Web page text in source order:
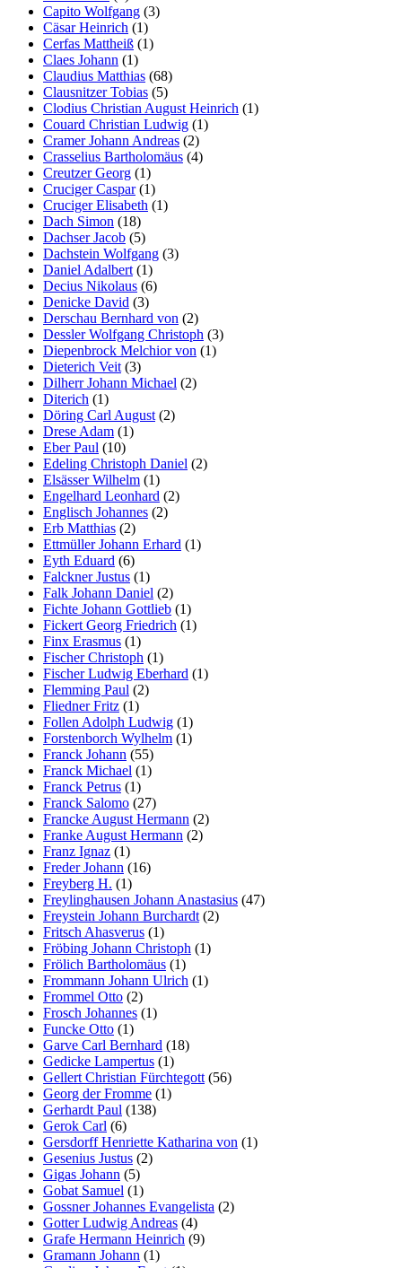
Capito Wolfgang (3)
Cäsar Heinrich (1)
Cerfas Mattheiß (1)
Claes Johann (1)
Claudius Matthias (68)
Clausnitzer Tobias (5)
Clodius Christian August Heinrich (1)
Couard Christian Ludwig (1)
Cramer Johann Andreas (2)
Crasselius Bartholomäus (4)
Creutzer Georg (1)
Cruciger Caspar(1)
Cruciger Elisabeth (1)
Dach Simon (18)
Dachser Jacob (5)
Dachstein Wolfgang (3)
Daniel Adalbert (1)
Decius Nikolaus (6)
Denicke David (3)
Derschau Bernhard von (2)
Dessler Wolfgang Christoph (3)
Diepenbrock Melchior von (1)
Dieterich Veit (3)
Dilherr Johann Michael (2)
Diterich (1)
Döring Carl August (2)
Drese Adam (1)
Eber Paul (10)
Edeling Christoph Daniel (2)
Elsässer Wilhelm (1)
Engelhard Leonhard (2)
Englisch Johannes (2)
Erb Matthias (2)
Ettmüller Johann Erhard (1)
Eyth Eduard (6)
Falckner Justus (1)
Falk Johann Daniel (2)
Fichte Johann Gottlieb (1)
Fickert Georg Friedrich (1)
Finx Erasmus (1)
Fischer Christoph (1)
Fischer Ludwig Eberhard (1)
Flemming Paul (2)
Fliedner Fritz (1)
Follen Adolph Ludwig (1)
Forstenborch Wylhelm (1)
Franck Johann (55)
Franck Michael (1)
Franck Petrus (1)
Franck Salomo (27)
Francke August Hermann (2)
Franke August Hermann (2)
Franz Ignaz (1)
Freder Johann (16)
Freyberg H. (1)
Freylinghausen Johann Anastasius (47)
Freystein Johann Burchardt (2)
Fritsch Ahasverus (1)
Fröbing Johann Christoph (1)
Frölich Bartholomäus (1)
Frommann Johann Ulrich (1)
Frommel Otto (2)
Frosch Johannes (1)
Funcke Otto (1)
Garve Carl Bernhard (18)
Gedicke Lampertus (1)
Gellert Christian Fürchtegott (56)
Georg der Fromme (1)
Gerhardt Paul (138)
Gerok Carl (6)
Gersdorff Henriette Katharina von (1)
Gesenius Justus (2)
Gigas Johann (5)
Gobat Samuel (1)
Gossner Johannes Evangelista (2)
Gotter Ludwig Andreas (4)
Grafe Hermann Heinrich (9)
Gramann Johann (1)